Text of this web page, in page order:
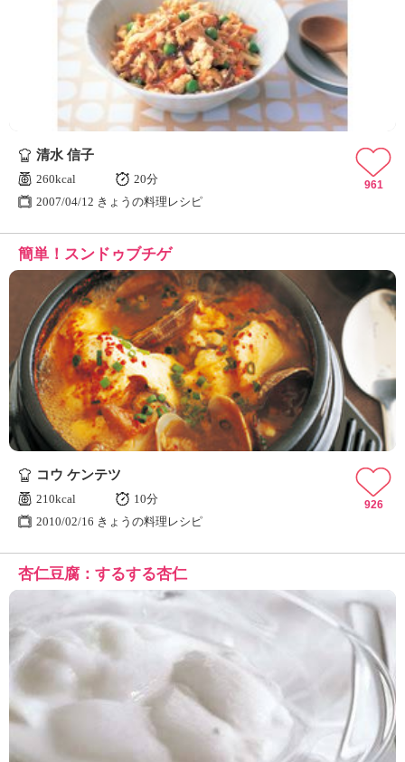
清水 信子
260kcal
20分
2007/04/12 きょうの料理レシピ
961
簡単！スンドゥブチゲ
コウ ケンテツ
210kcal
10分
2010/02/16 きょうの料理レシピ
926
杏仁豆腐：するする杏仁